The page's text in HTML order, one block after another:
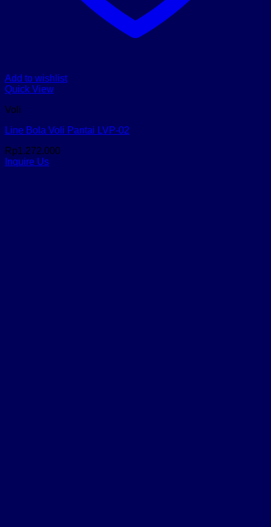
Add to wishlist
Quick View
Voli
Line Bola Voli Pantai LVP-02
Rp1.272.000
Inquire Us